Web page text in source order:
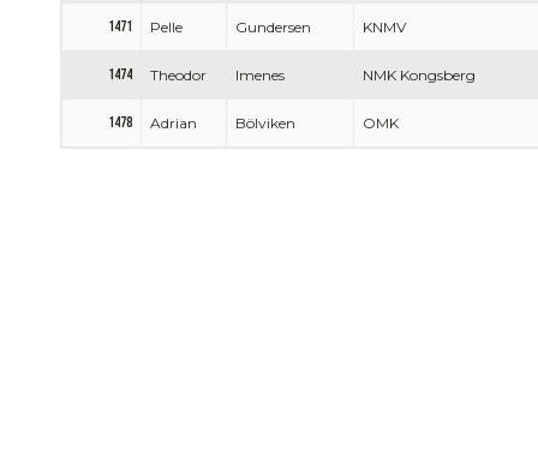
1471 Pelle Gundersen KNMV
1474 Theodor Imenes NMK Kongsberg
1478 Adrian Bölviken OMK